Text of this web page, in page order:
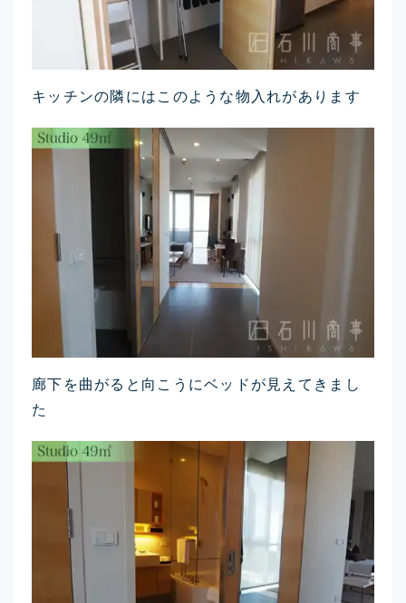
キッチンの隣にはこのような物入れがあります
廊下を曲がると向こうにベッドが見えてきまし
た